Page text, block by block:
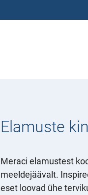
Elamuste
Meraci elamustest
meeldejäävalt.
eset loovad ühe